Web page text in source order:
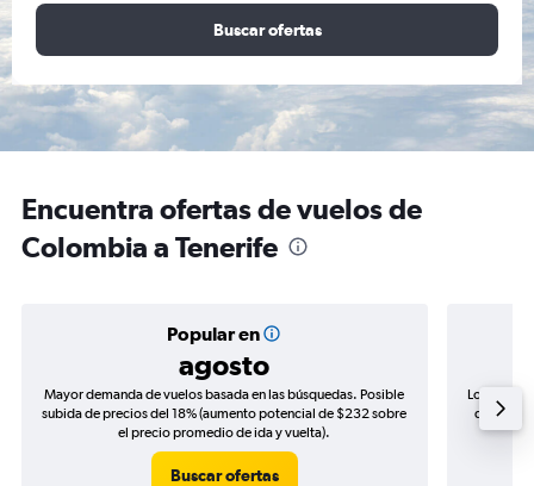
Buscar ofertas
Encuentra ofertas de vuelos de
Colombia a Tenerife
Popular en
agosto
Mayor demanda de vuelos basada en las búsquedas. Posible
subida de precios del 18% (aumento potencial de $232 sobre
el precio promedio de ida y vuelta).
Buscar ofertas
Los
de